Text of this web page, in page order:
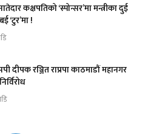
कक्षपतिको ‘स्पोन्सर’मा मन्त्रीका दुई
‘टुर’मा !
दीपक रञ्जित राप्रपा काठमाडौं महानगर